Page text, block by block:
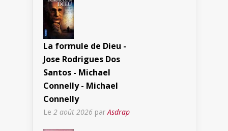
La formule de Dieu -
Jose Rodrigues Dos
Santos - Michael
Connelly - Michael
Connelly
Le 2 août 2026 parAsdrap